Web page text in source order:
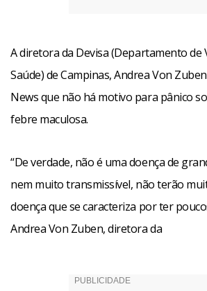
A diretora da Devisa (Departamento de
Saúde) de Campinas, Andrea Von
News que não há motivo para pânico
febre maculosa.
“De verdade, não é uma doença de
nem muito transmissível, não terão
doença que se caracteriza por ter
Andrea Von Zuben, diretora da